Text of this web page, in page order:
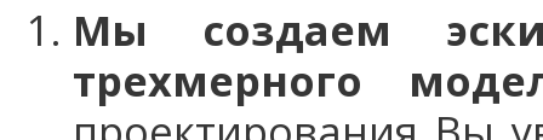
Мы создаем
трехмерного